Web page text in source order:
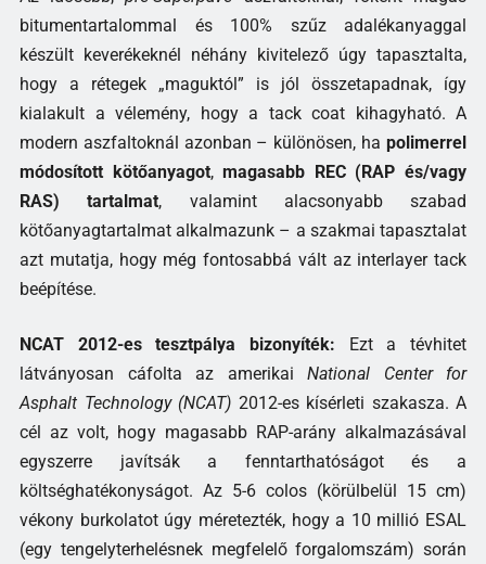
bitumentartalommal és 100% szűz adalékanyaggal
készült keverékeknél néhány kivitelező úgy tapasztalta,
hogy a rétegek „maguktól” is jól összetapadnak, így
kialakult a vélemény, hogy a tack coat kihagyható. A
modern aszfaltoknál azonban – különösen, ha polimerrel
módosított kötőanyagot,magasabb REC (RAP és/vagy
RAS) tartalmat, valamint alacsonyabb szabad
kötőanyagtartalmat alkalmazunk – a szakmai tapasztalat
azt mutatja, hogy még fontosabbá vált az interlayer tack
beépítése.
NCAT 2012-es tesztpálya bizonyíték: Ezt a tévhitet
látványosan cáfolta az amerikai National Center for
Asphalt Technology (NCAT) 2012-es kísérleti szakasza. A
cél az volt, hogy magasabb RAP-arány alkalmazásával
egyszerre javítsák a fenntarthatóságot és a
költséghatékonyságot. Az 5-6 colos (körülbelül 15 cm)
vékony burkolatot úgy méretezték, hogy a 10 millió ESAL
(egy tengelyterhelésnek megfelelő forgalomszám) során